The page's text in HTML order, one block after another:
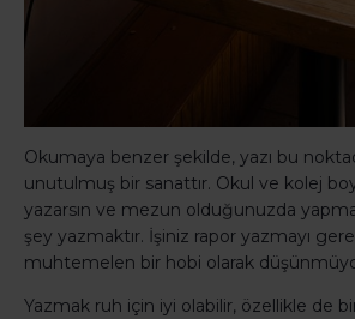
Okumaya benzer şekilde, yazı bu
unutulmuş bir sanattır. Okul ve kolej
yazarsın ve mezun olduğunuzda
şey yazmaktır. İşiniz rapor yazmayı
muhtemelen bir hobi olarak
Yazmak ruh için iyi olabilir, özellikle de